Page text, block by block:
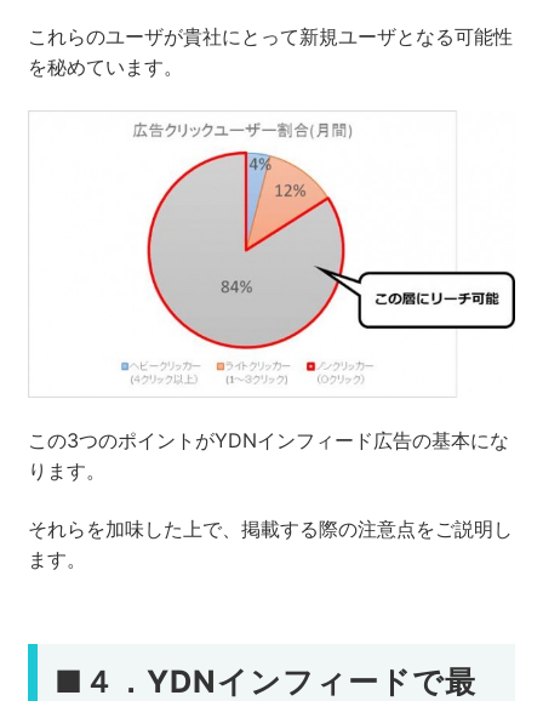
これらのユーザが貴社にとって新規ユーザとなる可能性
を秘めています。
この3つのポイントがYDNインフィード広告の基本にな
ります。
それらを加味した上で、掲載する際の注意点をご説明し
ます。
■ ４．YDNインフィードで最